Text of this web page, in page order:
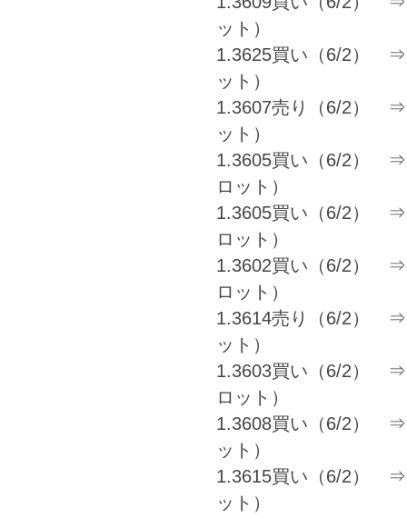
ット）
1.3625買い（6/2） ⇒
ット）
1.3607売り（6/2） ⇒
ット）
1.3605買い（6/2） ⇒
ロット）
1.3605買い（6/2） ⇒
ロット）
1.3602買い（6/2） ⇒
ロット）
1.3614売り（6/2） ⇒
ット）
1.3603買い（6/2） ⇒
ロット）
1.3608買い（6/2） ⇒
ット）
1.3615買い（6/2） ⇒
ット）